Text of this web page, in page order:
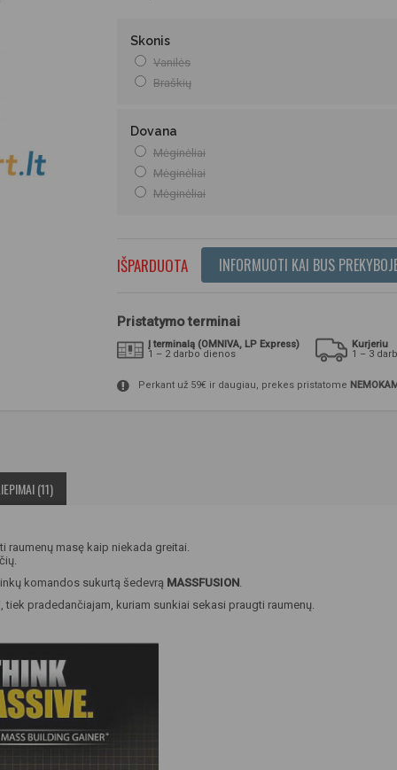
Skonis
Vanilės
Braškių
Dovana
Mėginėliai
Mėginėliai
Mėginėliai
IŠPARDUOTA INFORMUOTI KAI BUS
Pristatymo terminai
Į terminalą (OMNIVA, LP Express)
1 – 2 darbo dienos
Kurjeriu
1 – 3
Perkant už 59€ ir daugiau, prekes pristatome
(11)
masę kaip niekada greitai.
komandos sukurtą šedevrą MASSFUSION
pradedančiajam, kuriam sunkiai sekasi praugti raumenų.